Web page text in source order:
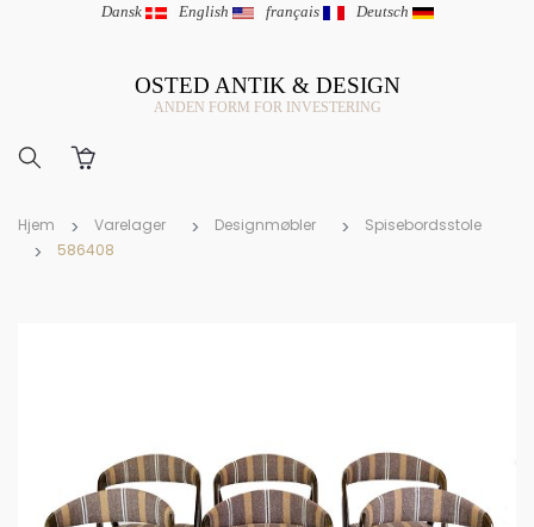
Dansk | English | français | Deutsch
OSTED ANTIK & DESIGN
ANDEN FORM FOR INVESTERING
Hjem Varelager Designmøbler
Spisebordsstole
586408